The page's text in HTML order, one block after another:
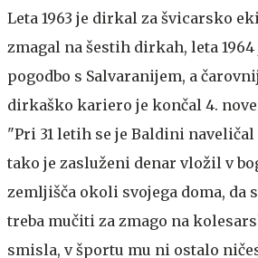
Leta 1963 je dirkal za švicarsko
zmagal na šestih dirkah, leta
pogodbo s Salvaranijem, a
dirkaško kariero je končal 4.
"Pri 31 letih se je Baldini
tako je zasluženi denar vložil v
zemljišča okoli svojega doma, da
treba mučiti za zmago na
smisla, v športu mu ni ostalo